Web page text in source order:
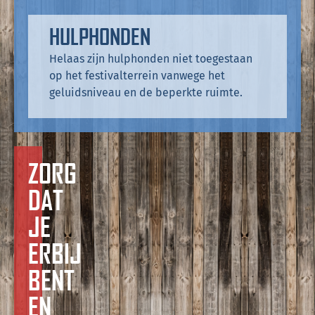
HULPHONDEN
Helaas zijn hulphonden niet toegestaan
op het festivalterrein vanwege het
geluidsniveau en de beperkte ruimte.
ZORG
DAT
JE
ERBIJ
BENT
EN